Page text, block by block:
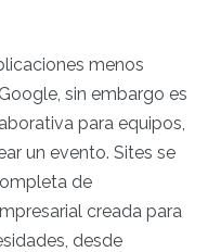
menos
sin embargo es
para equipos,
un evento. Sites se
de
creada para
desde